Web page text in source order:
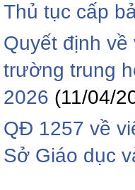
Thủ tục cấp
Quyết định
trường trung
2026 (11/04/
QĐ 1257 về
Sở Giáo dục